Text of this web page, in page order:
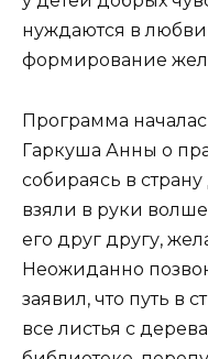
нуждаются в
формирование
Программа
Гаркуша Анны о
собираясь в
взяли в руки
его друг другу,
Неожиданно
заявил, что путь в
все листья с